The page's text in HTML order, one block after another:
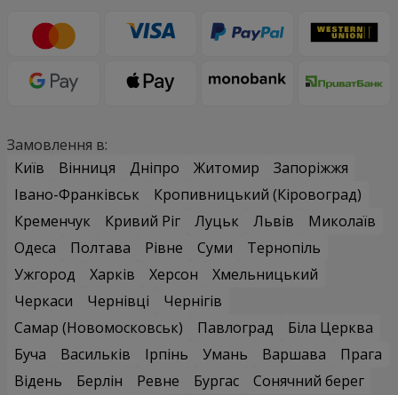
Замовлення в:
Київ
Вінниця Дніпро Житомир
Запоріжжя
Івано-Франківськ
Кропивницький (Кіровоград)
Кременчук
Кривий Ріг Луцьк Львів
Миколаїв
Одеса
Полтава Рівне Суми
Тернопіль
Ужгород
Харків Херсон
Хмельницький
Черкаси
Чернівці
Чернігів
Самар (Новомосковськ)
Павлоград
Біла Церква
Буча
Васильків Ірпінь Умань Варшава
Прага
Відень
Берлін Ревне Бургас
Сонячний берег